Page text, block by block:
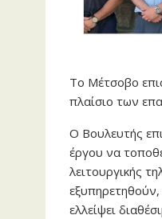
Το Μέτσοβο
πλαίσιο των
Ο Βουλευτής
έργου να
λειτουργικής
ελλείψει